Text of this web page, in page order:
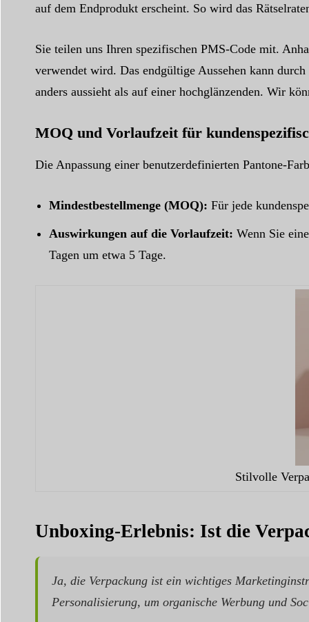
auf dem Endprodukt erscheint. So wird das
Sie teilen uns Ihren spezifischen PMS-Code mit.
verwendet wird. Das endgültige Aussehen kann
anders aussieht als auf einer hochglänzenden. Wir
MOQ und Vorlaufzeit für
Die Anpassung einer benutzerdefinierten Pantone-
Mindestbestellmenge (MOQ): Für jede
Auswirkungen auf die Vorlaufzeit: Wenn Sie
Tagen um etwa 5 Tage.
Stilvolle
Unboxing-Erlebnis: Ist die
Ja, die Verpackung ist ein wichtiges
Personalisierung, um organische Werbung und